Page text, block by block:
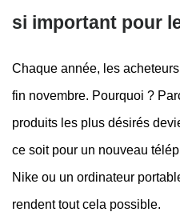
si important pour
Chaque année, les
fin novembre. Pourquoi ?
produits les plus désirés
ce soit pour un nouveau
Nike ou un ordinateur
rendent tout cela possible.